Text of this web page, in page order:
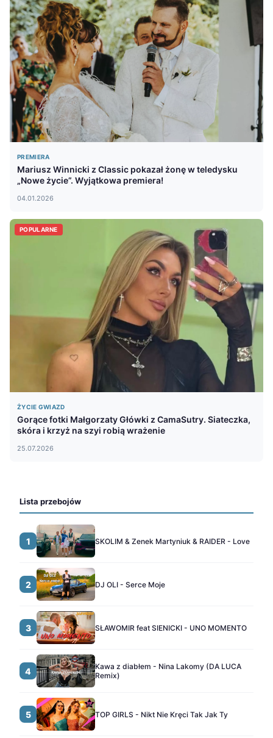
PREMIERA
Mariusz Winnicki z Classic pokazał żonę w teledysku
„Nowe życie”. Wyjątkowa premiera!
04.01.2026
POPULARNE
ŻYCIE GWIAZD
Gorące fotki Małgorzaty Główki z CamaSutry. Siateczka,
skóra i krzyż na szyi robią wrażenie
25.07.2026
Lista przebojów
1 SKOLIM & Zenek Martyniuk & RAIDER - Love
2 DJ OLI - Serce Moje
3 SŁAWOMIR feat SIENICKI - UNO MOMENTO
4
Kawa z diabłem - Nina Lakomy (DA LUCA
Remix)
5 TOP GIRLS - Nikt Nie Kręci Tak Jak Ty